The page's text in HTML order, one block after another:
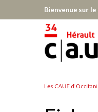
Bienvenue sur
Hérault
Les CAUE